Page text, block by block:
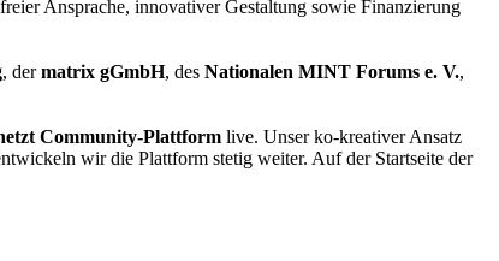
Ansprache, innovativer Gestaltung sowie Finanzierung
, dermatrix gGmbH, des Nationalen MINT Forums e. V.,
Community-Plattform live. Unser ko-kreativer Ansatz
wir die Plattform stetig weiter. Auf der Startseite der